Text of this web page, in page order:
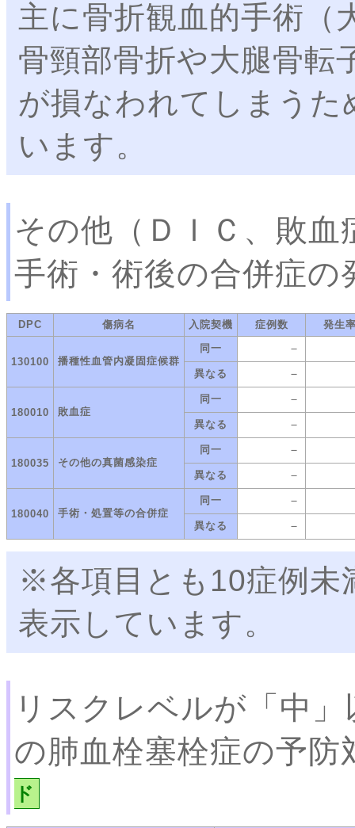
主に骨折観血的手術（
骨頸部骨折や大腿骨転
が損なわれてしまう
います。
その他（ＤＩＣ、敗
手術・術後の合併症の
DPC 傷病名 入院契機 症例数 発生
130100 播種性血管内凝固症候群
同一 －
異なる －
180010 敗血症
同一 －
異なる －
180035 その他の真菌感染症
同一 －
異なる －
180040 手術・処置等の合併症
同一 －
異なる －
※各項目とも10症例
表示しています。
リスクレベルが「中
の肺血栓塞栓症の予防
ド